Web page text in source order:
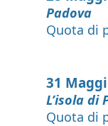
Padova
Quota di
31
L’isola di
Quota di